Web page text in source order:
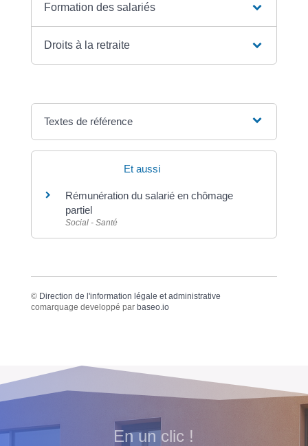
Formation des salariés
Droits à la retraite
Textes de référence
Et aussi
Rémunération du salarié en chômage
partiel
Social - Santé
© Direction de l'information légale et administrative
comarquage developpé par baseo.io
En un clic !